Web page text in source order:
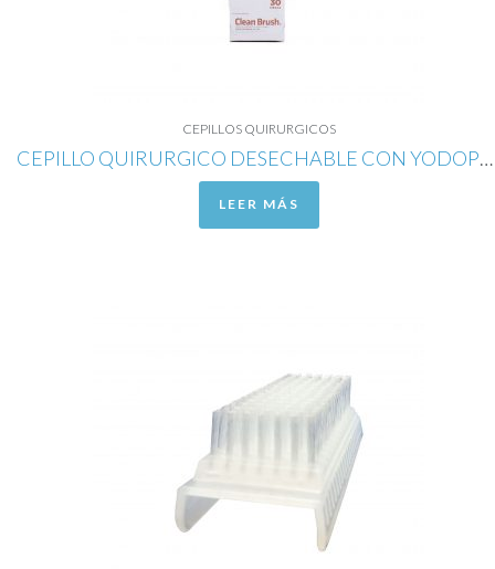
CEPILLOS QUIRURGICOS
CEPILLO QUIRURGICO DESECHABLE CON YODOPOVIDONA AL 7%
LEER MÁS